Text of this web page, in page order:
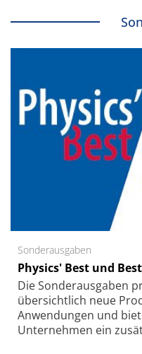
Sonderausgaben
Physics' Best und
Die Sonder­ausgaben
übersichtlich neue
Anwendungen und
Unternehmen ein